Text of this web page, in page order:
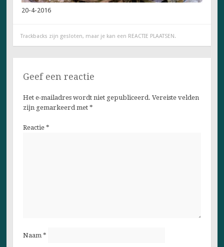
20-4-2016
Trackbacks zijn gesloten, maar je kan een REACTIE PLAATSEN .
Geef een reactie
Het e-mailadres wordt niet gepubliceerd. Vereiste velden
zijn gemarkeerd met *
Reactie *
Naam *